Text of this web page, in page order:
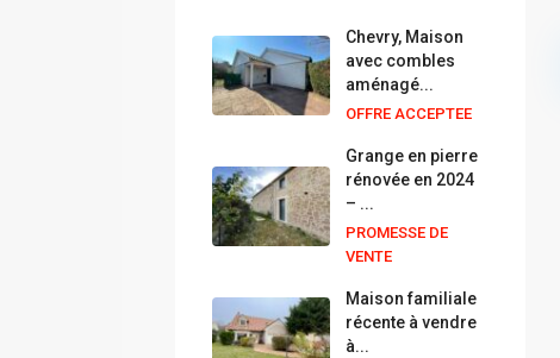
Chevry, Maison
avec combles
aménagé...
OFFRE ACCEPTEE
Grange en pierre
rénovée en 2024
– ...
PROMESSE DE
VENTE
Maison familiale
récente à vendre
à...